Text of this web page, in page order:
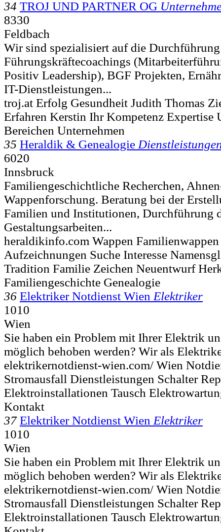
34 TROJ UND PARTNER OG
8330
Feldbach
Wir sind spezialisiert auf die
Führungskräftecoachings
Positiv Leadership), BGF Projekten,
IT-Dienstleistungen...
troj.at Erfolg Gesundheit Judith Thomas
Erfahren Kerstin Ihr Kompetenz Expertise
Bereichen Unternehmen
35 Heraldik & Genealogie
6020
Innsbruck
Familiengeschichtliche Recherchen,
Wappenforschung. Beratung bei der
Familien und Institutionen, Durchführung
Gestaltungsarbeiten...
heraldikinfo.com Wappen
Aufzeichnungen Suche Interesse
Tradition Familie Zeichen Neuentwurf
Familiengeschichte Genealogie
36 Elektriker Notdienst Wien Elektriker
1010
Wien
Sie haben ein Problem mit Ihrer Elektrik
möglich behoben werden? Wir als
elektrikernotdienst-wien.com/ Wien
Stromausfall Dienstleistungen Schalter
Elektroinstallationen Tausch
Kontakt
37 Elektriker Notdienst Wien Elektriker
1010
Wien
Sie haben ein Problem mit Ihrer Elektrik
möglich behoben werden? Wir als
elektrikernotdienst-wien.com/ Wien
Stromausfall Dienstleistungen Schalter
Elektroinstallationen Tausch